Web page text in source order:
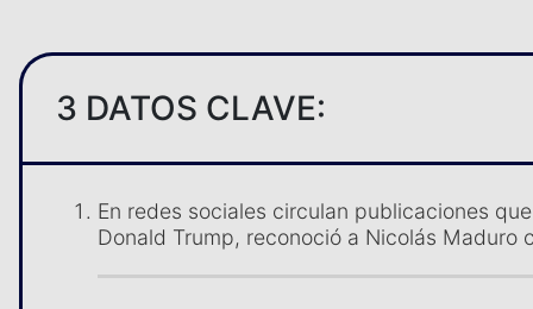
3 DATOS CLAVE:
En redes sociales circulan publicaciones
Donald Trump, reconoció a Nicolás Maduro